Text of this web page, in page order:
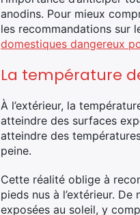
anodins. Pour mieux
les recommandations sur
domestiques dangereux
La température
À l’extérieur, la
atteindre des surfaces
atteindre des
peine.
Cette réalité oblige à
pieds nus à l’extérieur.
exposées au soleil, y